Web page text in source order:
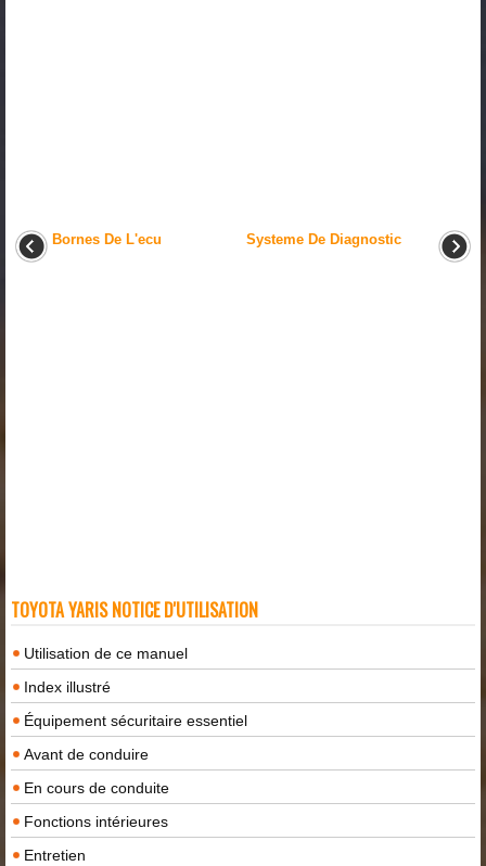
Bornes De L'ecu Systeme De Diagnostic
TOYOTA YARIS NOTICE D'UTILISATION
Utilisation de ce manuel
Index illustré
Équipement sécuritaire essentiel
Avant de conduire
En cours de conduite
Fonctions intérieures
Entretien